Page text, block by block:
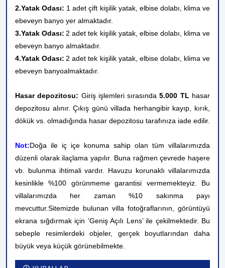
2.Yatak Odası: 1 adet çift kişilik yatak, elbise dolabı, klima ve
ebeveyn banyo yer almaktadır.
3.Yatak Odası: 2 adet tek kişilik yatak, elbise dolabı, klima ve
ebeveyn banyo almaktadır.
4.Yatak Odası: 2 adet tek kişilik yatak, elbise dolabı, klima ve
ebeveyn banyoalmaktadır.
Hasar depozitosu: Giriş işlemleri sırasında5.000 TL hasar
depozitosu alınır. Çıkış günü villada herhangibir kayıp, kırık,
dökük vs. olmadığında hasar depozitosu tarafınıza iade edilir.
Not:Doğa ile iç içe konuma sahip olan tüm villalarımızda
düzenli olarak ilaçlama yapılır. Buna rağmen çevrede haşere
vb. bulunma ihtimali vardır. Havuzu korunaklı villalarımızda
kesinlikle %100 görünmeme garantisi vermemekteyiz. Bu
villalarımızda her zaman %10 sakınma payı
mevcuttur.Sitemizde bulunan villa fotoğraflarının, görüntüyü
ekrana sığdırmak için ’Geniş Açılı Lens’ ile çekilmektedir. Bu
sebeple resimlerdeki objeler, gerçek boyutlarından daha
büyük veya küçük görünebilmekte.